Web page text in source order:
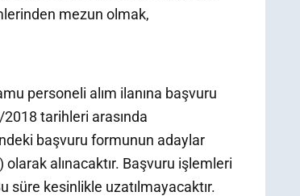
mezun olmak,
personeli alım ilanına başvuru
tarihleri arasında
başvuru formunun adaylar
alınacaktır. Başvuru işlemleri
süre kesinlikle uzatılmayacaktır.